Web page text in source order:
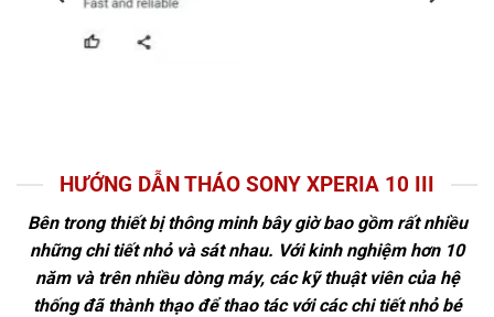
HƯỚNG DẪN THÁO SONY XPERIA 10 III
Bên trong thiết bị thông minh bây giờ bao gồm rất nhiều
những chi tiết nhỏ và sát nhau. Với kinh nghiệm hơn 10
năm và trên nhiều dòng máy, các kỹ thuật viên của hệ
thống đã thành thạo để thao tác với các chi tiết nhỏ bé